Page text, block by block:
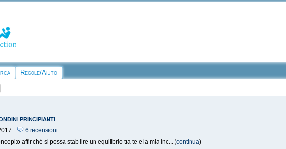
Regole/Aiuto
principianti
2017
6 recensioni
affinché si possa stabilire un equilibrio tra te e la mia inc... (continua)